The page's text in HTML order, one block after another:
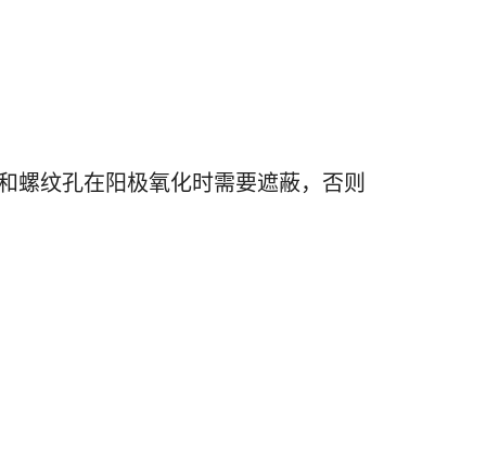
螺纹孔在阳极氧化时需要遮蔽，否则